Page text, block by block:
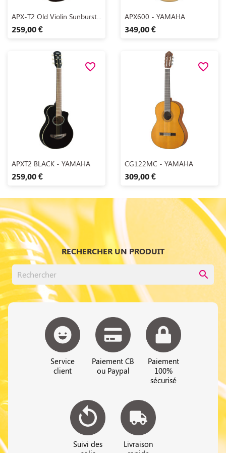
Aperçu rapide
APX-T2 Old Violin Sunburst...
259,00 €
 Aperçu rapide
APX600 - YAMAHA
349,00 €
Aperçu rapide
APXT2 BLACK - YAMAHA
259,00 €
favorite_border
Aperçu rapide
CG122MC - YAMAHA
309,00 €
favorite_border
RECHERCHER UN PRODUIT
search
Service
client
Paiement CB
ou Paypal
Paiement
100%
sécurisé
Suivi des
Livraison